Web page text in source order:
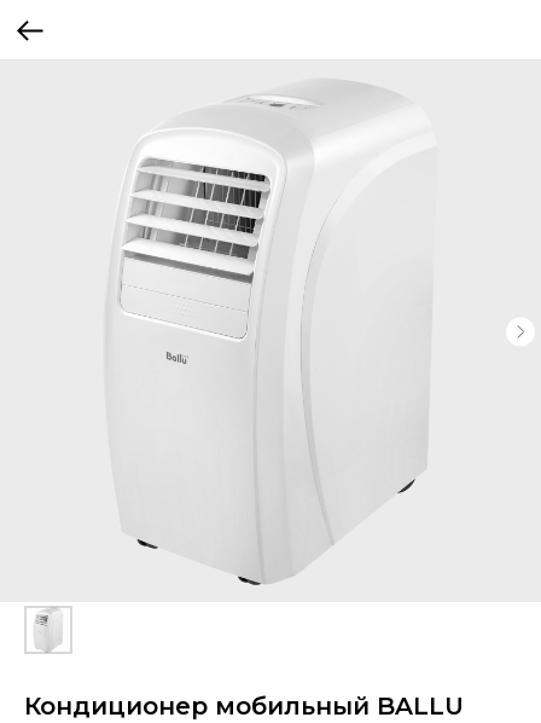
Кондиционер мобильный BALLU